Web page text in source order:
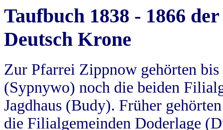
Taufbuch 1838 - 1866
Deutsch Krone
Zur Pfarrei Zippnow gehörten
(Sypnywo) noch die beiden
Jagdhaus (Budy). Früher
die Filialgemeinden Doderlage